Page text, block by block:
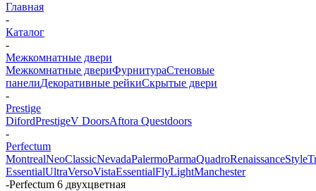
Главная
-
Каталог
-
Межкомнатные двери
Межкомнатные двериФурнитураСтеновые
панелиДекоративные рейкиСкрытые двери
-
Prestige
DifordPrestigeV DoorsAftora Questdoors
-
Perfectum
MontrealNeoClassicNevadaPalermoParmaQuadroRenaissanceStyle
EssentialUltraVersoVistaEssentialFlyLightManchester
-Perfectum 6 двухцветная